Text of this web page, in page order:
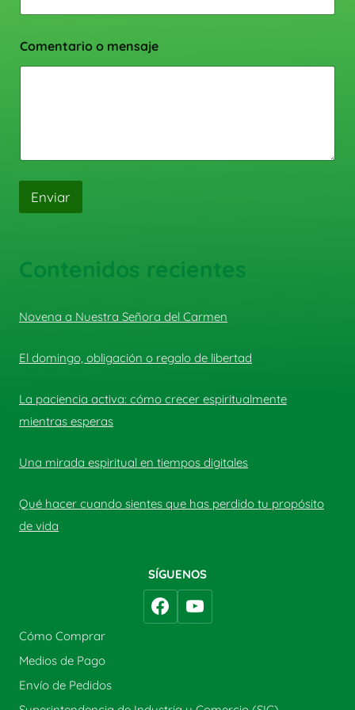
Comentario o mensaje
Enviar
Contenidos recientes
Novena a Nuestra Señora del Carmen
El domingo, obligación o regalo de libertad
La paciencia activa: cómo crecer espiritualmente
mientras esperas
Una mirada espiritual en tiempos digitales
Qué hacer cuando sientes que has perdido tu propósito
de vida
SÍGUENOS
Cómo Comprar
Medios de Pago
Envío de Pedidos